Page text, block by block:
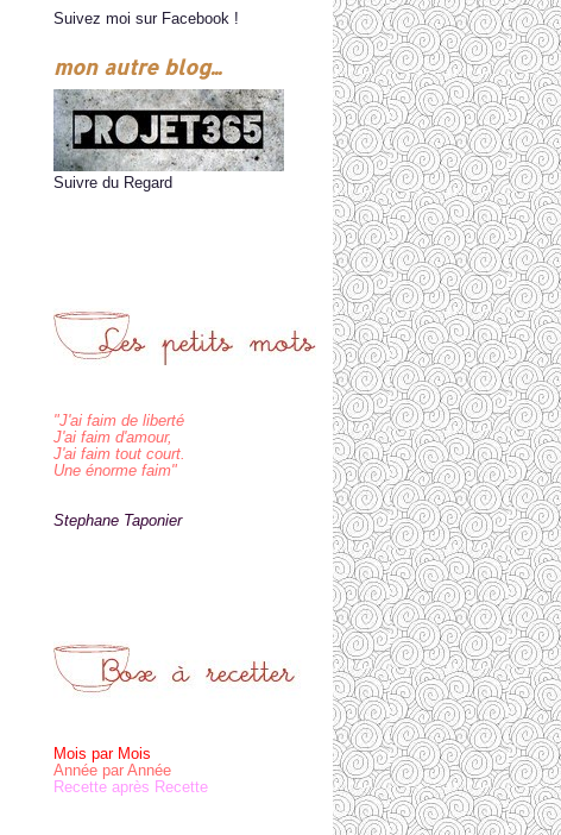
Suivez moi sur Facebook !
mon autre blog...
Suivre du Regard
"J'ai faim de liberté
J'ai faim d'amour,
J'ai faim tout court.
Une énorme faim"
Stephane Taponier
Mois par Mois
Année par Année
Recette après Recette